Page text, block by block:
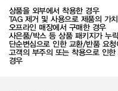
상품을 외부에서 착용한 경우
TAG 제거 및 사용으로 제품의 가
오프라인 매장에서 구매한 경우
사은품/박스 등 상품 패키지가 누
단순변심으로 인한 교환/반품 요
고객의 부주의 또는 착용으로 인
경우